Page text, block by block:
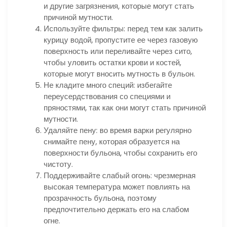
и другие загрязнения, которые могут стать
причиной мутности.
Используйте фильтры: перед тем как залить
курицу водой, пропустите ее через газовую
поверхность или переливайте через сито,
чтобы уловить остатки крови и костей,
которые могут вносить мутность в бульон.
Не кладите много специй: избегайте
переусердствования со специями и
пряностями, так как они могут стать причиной
мутности.
Удаляйте пену: во время варки регулярно
снимайте пену, которая образуется на
поверхности бульона, чтобы сохранить его
чистоту.
Поддерживайте слабый огонь: чрезмерная
высокая температура может повлиять на
прозрачность бульона, поэтому
предпочтительно держать его на слабом
огне.